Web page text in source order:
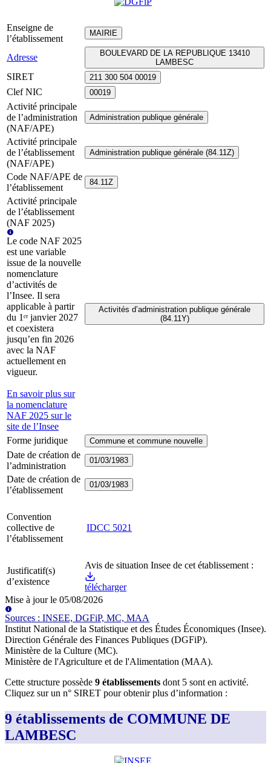
Enseigne de
l’établissement
MAIRIE
Adresse
BOULEVARD DE LA REPUBLIQUE 13410
LAMBESC
SIRET 211 300 504 00019
Clef NIC 00019
Activité principale
de l’administration
(NAF/APE)
Administration publique générale
Activité principale
de l’établissement
(NAF/APE)
Administration publique générale (84.11Z)
Code NAF/APE de
l’établissement
84.11Z
Activité principale
de l’établissement
(NAF 2025)
Le code NAF 2025
est une variable
issue de la nouvelle
nomenclature
d’activités de
l’Insee. Il sera
applicable à partir
du 1ᵉʳ janvier 2027
et coexistera
jusqu’en fin 2026
avec la NAF
actuellement en
vigueur.
En savoir plus sur
la nomenclature
NAF 2025 sur le
site de l’Insee
Activités d’administration publique générale
(84.11Y)
Forme juridique Commune et commune nouvelle
Date de création de
l’administration
01/03/1983
Date de création de
l’établissement
01/03/1983
Convention
collective de
l’établissement
IDCC 5021
Justificatif(s)
d’existence
Avis de situation Insee de cet établissement :
télécharger
Mise à jour le 05/08/2026
Sources : INSEE, DGFiP, MC, MAA
Institut National de la Statistique et des Études Économiques (Insee).
Direction Générale des Finances Publiques (DGFiP).
Ministère de la Culture (MC).
Ministère de l'Agriculture et de l'Alimentation (MAA).
Cette structure possède 9 établissements dont 5 sont en activité.
Cliquez sur un n° SIRET pour obtenir plus d’information :
9 établissements de COMMUNE DE
LAMBESC